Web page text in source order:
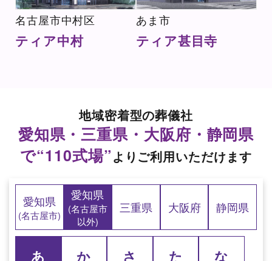
名古屋市中村区
ティア中村
あま市
ティア甚目寺
地域密着型の葬儀社
愛知県・三重県・大阪府・静岡県
で“110式場”よりご利用いただけます
愛知県
(名古屋市)
愛知県
(名古屋市
以外)
三重県 大阪府 静岡県
あ か さ た な